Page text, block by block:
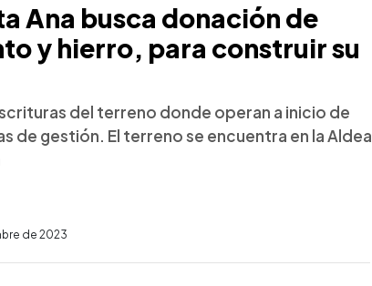
Ana busca donación de
y hierro, para construir su
del terreno donde operan a inicio de
de gestión. El terreno se encuentra en la Aldea
de 2023